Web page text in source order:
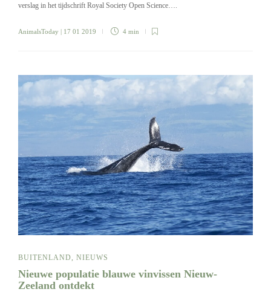
verslag in het tijdschrift Royal Society Open Science….
AnimalsToday | 17 01 2019 4 min
BUITENLAND, NIEUWS
Nieuwe populatie blauwe vinvissen Nieuw-
Zeeland ontdekt